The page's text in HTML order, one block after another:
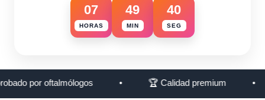
07
HORAS
49
MIN
36
SEG
oftalmólogos • 🏆 Calidad premium • 🔒